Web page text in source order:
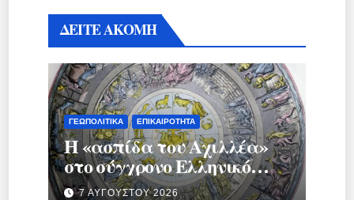
ΔΕΙΤΕ ΑΚΟΜΗ
ΓΕΩΠΟΛΙΤΙΚΆ ΕΠΙΚΑΙΡΌΤΗΤΑ
Η «ασπίδα του Αχιλλέα»
στο σύγχρονο Ελληνικό
κράτος.
7 ΑΥΓΟΎΣΤΟΥ 2026